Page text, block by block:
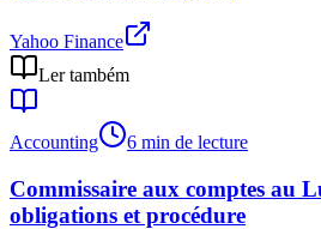
Yahoo Finance
Ler também
Accounting 6 min de lecture
Commissaire aux comptes au
obligations et procédure